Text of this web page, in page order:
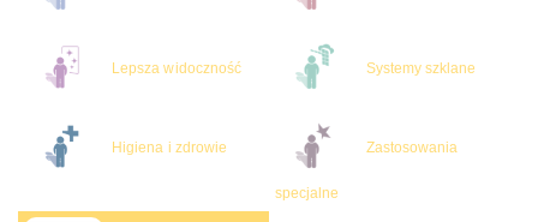
Lepsza widoczność Systemy szklane
Higiena i zdrowie Zastosowania
specjalne